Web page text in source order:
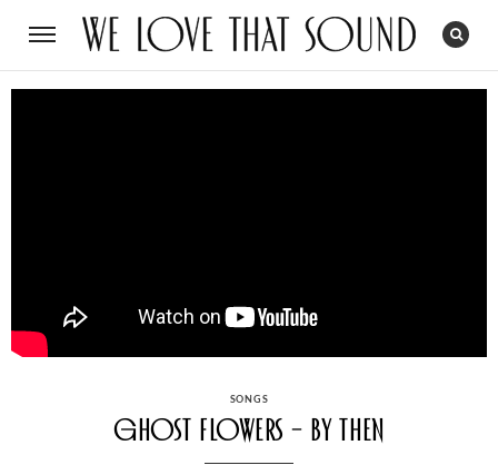
CATEGORIES
SONGS
Ghost Flowers – By Then